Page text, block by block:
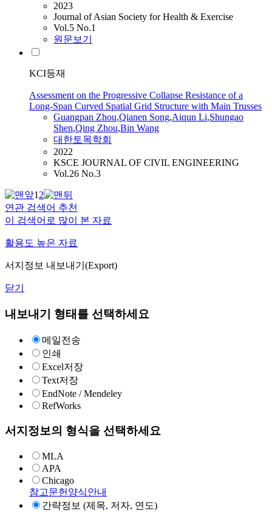
2023
Journal of Asian Society for Health & Exercise
Vol.5 No.1
원문보기
KCI등재
Assessment on the Progressive Collapse Resistance of a
Long-Span Curved Spatial Grid Structure with Main Trusses
Guangpan Zhou,Qianen Song,Aiqun Li,Shungao
Shen,Qing Zhou,Bin Wang
대한토목학회
2022
KSCE JOURNAL OF CIVIL ENGINEERING
Vol.26 No.3
12
연관 검색어 추천
이 검색어로 많이 본 자료
활용도 높은 자료
서지정보 내보내기(Export)
닫기
내보내기 형태를 선택하세요
메일전송
인쇄
Excel저장
Text저장
EndNote / Mendeley
RefWorks
서지정보의 형식을 선택하세요
MLA
APA
Chicago
참고문헌양식안내
간략정보 (제목, 저자, 연도)